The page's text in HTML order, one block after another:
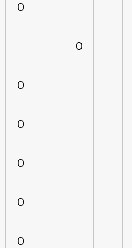
O
O
O
O
O
O
O